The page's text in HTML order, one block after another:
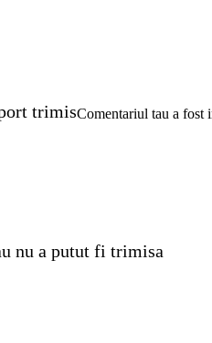
trimisComentariul tau a fost
nu a putut fi trimisa